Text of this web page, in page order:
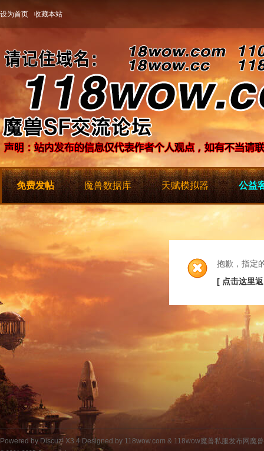
设为首页 收藏本站
免费发帖 魔兽数据库 天赋模拟器 公益
抱歉，指定
[ 点击这里
Powered by Discuz! X3.4 Designed by 118wow.com & 118wow魔兽私服发布网魔